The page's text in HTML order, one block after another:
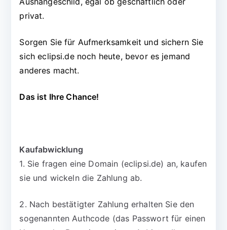
privat.
Sorgen Sie für Aufmerksamkeit und sichern Sie
sich eclipsi.de noch heute, bevor es jemand
anderes macht.
Das ist Ihre Chance!
Kaufabwicklung
1. Sie fragen eine Domain (eclipsi.de) an, kaufen
sie und wickeln die Zahlung ab.
2. Nach bestätigter Zahlung erhalten Sie den
sogenannten Authcode (das Passwort für einen